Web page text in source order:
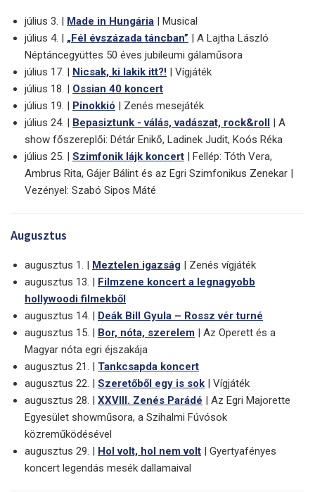
július 3. | Made in Hungária | Musical
július 4. | „Fél évszázada táncban” | A Lajtha László
Néptáncegyüttes 50 éves jubileumi gálaműsora
július 17. | Nicsak, ki lakik itt?! | Vígjáték
július 18. | Ossian 40 koncert
július 19. | Pinokkió | Zenés mesejáték
július 24. | Bepasiztunk - válás, vadászat, rock&roll | A
show főszereplői: Détár Enikő, Ladinek Judit, Koós Réka
július 25. | Szimfonik lájk koncert | Fellép: Tóth Vera,
Ambrus Rita, Gájer Bálint és az Egri Szimfonikus Zenekar |
Vezényel: Szabó Sipos Máté
Augusztus
augusztus 1. | Meztelen igazság | Zenés vígjáték
augusztus 13. | Filmzene koncert a legnagyobb
hollywoodi filmekből
augusztus 14. | Deák Bill Gyula – Rossz vér turné
augusztus 15. | Bor, nóta, szerelem | Az Operett és a
Magyar nóta egri éjszakája
augusztus 21. | Tankcsapda koncert
augusztus 22. | Szeretőből egy is sok | Vígjáték
augusztus 28. | XXVIII. Zenés Parádé | Az Egri Majorette
Egyesület showműsora, a Szihalmi Fúvósok
közreműködésével
augusztus 29. | Hol volt, hol nem volt | Gyertyafényes
koncert legendás mesék dallamaival